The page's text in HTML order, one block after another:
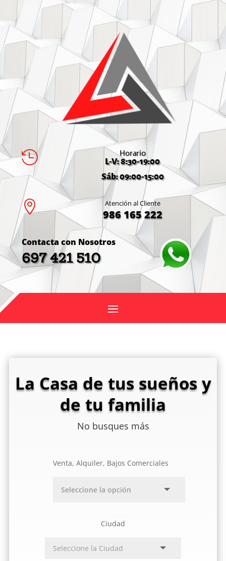
 Horario
L-V: 8:30-19:00
Sáb: 09:00-15:00
 Atención al Cliente
986 165 222
Contacta con Nosotros
697 421 510
La Casa de tus sueños y
de tu familia
No busques más
Venta, Alquiler, Bajos Comerciales
Ciudad